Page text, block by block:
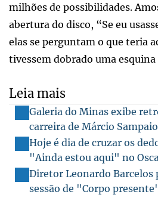
milhões de possibilidades.
abertura do disco, “Se eu
elas se perguntam o que teria
tivessem dobrado uma
Leia mais
Galeria do Minas exibe
carreira de Márcio Sampaio
Hoje é dia de cruzar os
"Ainda estou aqui" no
Diretor Leonardo Barcelos
sessão de "Corpo